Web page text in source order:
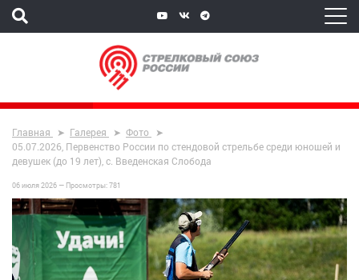
Главная Галерея
Фото
05.07.2026, Первенство России по стендовой стрельбе среди юношей и
девушек (до 19 лет), с. Введенская Слобода
06 июля 2026 — Просмотры:781